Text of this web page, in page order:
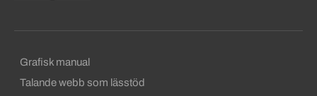
Sekundära sidfotslänkar
Grafisk manual
Talande webb som lässtöd